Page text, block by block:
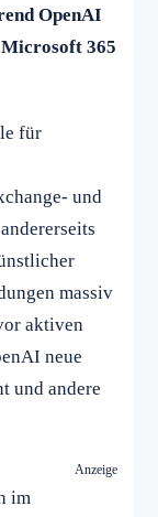
OpenAI
365
für
und
massiv
aktiven
neue
und andere
Anzeige
im